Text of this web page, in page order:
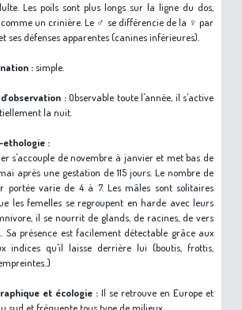
Les poils sont plus longs sur la ligne du dos,
un crinière. Le ♂ se différencie de la ♀ par
ses défenses apparentes (canines inférieures).
: simple.
:Observable toute l'année, il s'active
la nuit.
ethologie :
s'accouple de novembre à janvier et met bas de
après une gestation de 115 jours. Le nombre de
portée varie de 4 à 7. Les mâles sont solitaires
les femelles se regroupent en harde avec leurs
il se nourrit de glands, de racines, de vers
Sa présence est facilement détectable grâce aux
indices qu'il laisse derrière lui (boutis, frottis,
et écologie : Il se retrouve en Europe et